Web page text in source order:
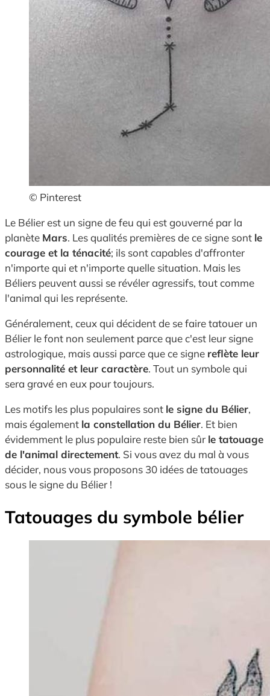
© Pinterest
Le Bélier est un signe de feu qui est gouverné par la
planète Mars. Les qualités premières de ce signe sont le
courage et la ténacité; ils sont capables d'affronter
n'importe qui et n'importe quelle situation. Mais les
Béliers peuvent aussi se révéler agressifs, tout comme
l'animal qui les représente.
Généralement, ceux qui décident de se faire tatouer un
Bélier le font non seulement parce que c'est leur signe
astrologique, mais aussi parce que ce signe reflète leur
personnalité et leur caractère. Tout un symbole qui
sera gravé en eux pour toujours.
Les motifs les plus populaires sont le signe du Bélier,
mais également la constellation du Bélier. Et bien
évidemment le plus populaire reste bien sûr le tatouage
de l'animal directement. Si vous avez du mal à vous
décider, nous vous proposons 30 idées de tatouages
sous le signe du Bélier !
Tatouages du symbole bélier